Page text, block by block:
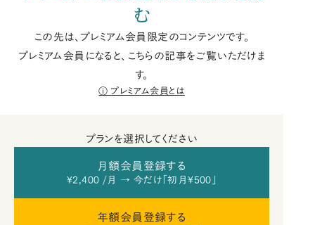
む
この先は、プレミアム会員限定のコンテンツです。
プレミアム会員になると、こちらの記事をご覧いただけま
す。
プレミアム会員とは
プランを選択してください
月額会員登録する
¥2,400 /月 → 今だけ「初月¥500」
年額会員登録する